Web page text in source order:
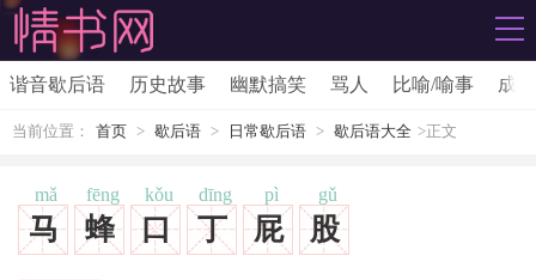
谐音歇后语 历史故事 幽默搞笑 骂人 比喻/喻事 成语
当前位置： 首页 > 歇后语 > 日常歇后语 > 歇后语大全 >正文
马
mǎ
蜂
fēng
口
kǒu
丁
dīng
屁
pì
股
gǔ